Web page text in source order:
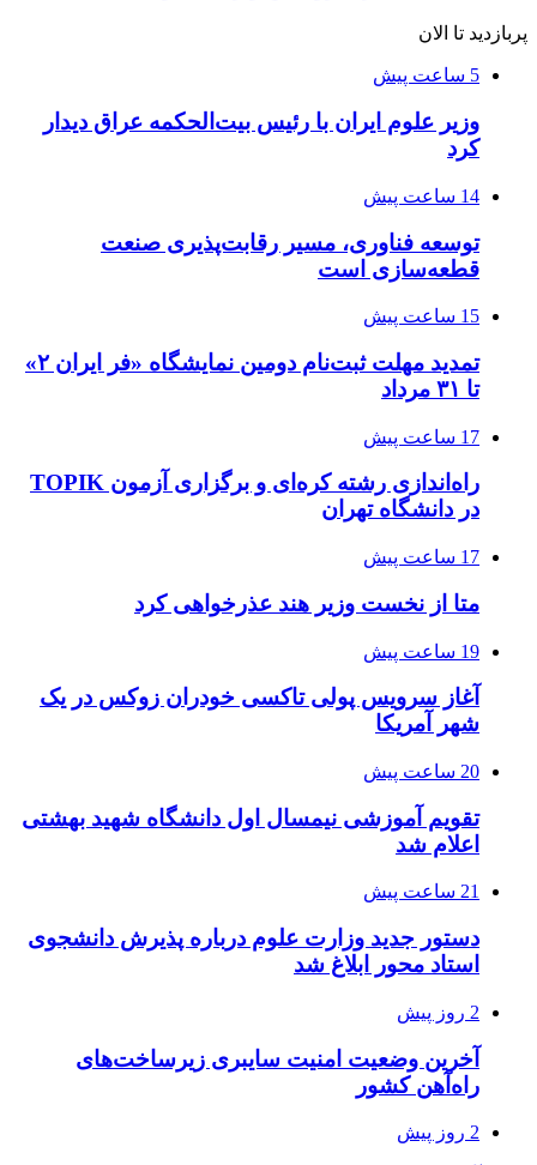
پربازدید تا الان
5 ساعت پیش
وزیر علوم ایران با رئیس بیت‌الحکمه عراق دیدار
کرد
14 ساعت پیش
توسعه فناوری، مسیر رقابت‌پذیری صنعت
قطعه‌سازی است
15 ساعت پیش
تمدید مهلت ثبت‌نام دومین نمایشگاه «فر ایران ۲»
تا ۳۱ مرداد
17 ساعت پیش
راه‌اندازی رشته کره‌ای و برگزاری آزمون TOPIK
در دانشگاه تهران
17 ساعت پیش
متا از نخست وزیر هند عذرخواهی کرد
19 ساعت پیش
آغاز سرویس پولی تاکسی خودران زوکس در یک
شهر آمریکا
20 ساعت پیش
تقویم آموزشی نیمسال اول دانشگاه شهید بهشتی
اعلام شد
21 ساعت پیش
دستور جدید وزارت علوم درباره پذیرش دانشجوی
استاد محور ابلاغ شد
2 روز پیش
آخرین وضعیت امنیت سایبری زیرساخت‌های
راه‌آهن کشور
2 روز پیش